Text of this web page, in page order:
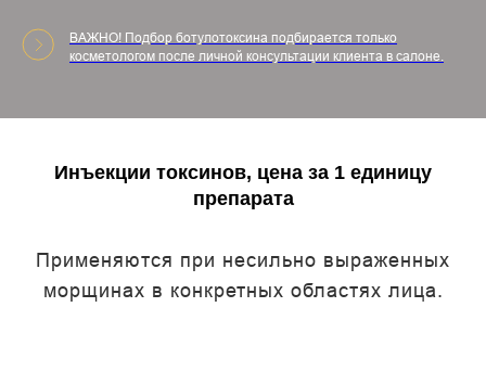
ВАЖНО! Подбор ботулотоксина подбирается только
косметологом после личной консультации клиента в салоне.
Инъекции токсинов, цена за 1 единицу
препарата
Применяются при несильно выраженных
морщинах в конкретных областях лица.